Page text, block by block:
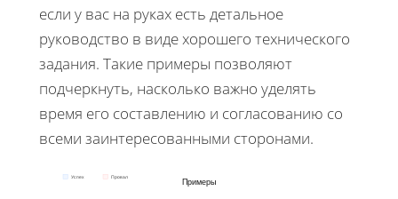
если у вас на руках есть детальное
руководство в виде хорошего технического
задания. Такие примеры позволяют
подчеркнуть, насколько важно уделять
время его составлению и согласованию со
всеми заинтересованными сторонами.
Примеры
Успех Провал